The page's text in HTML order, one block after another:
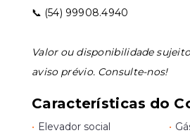
📞 (54) 99908.4940
Valor ou disponibilidade
aviso prévio. Consulte-nos!
Características do
• Elevador social •